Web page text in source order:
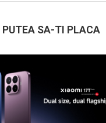
PUTEA SA-TI PLACA